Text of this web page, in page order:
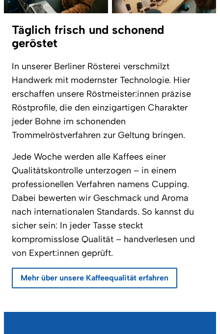
Täglich frisch und schonend
geröstet
In unserer Berliner Rösterei verschmilzt
Handwerk mit modernster Technologie. Hier
erschaffen unsere Röstmeister:innen präzise
Röstprofile, die den einzigartigen Charakter
jeder Bohne im schonenden
Trommelröstverfahren zur Geltung bringen.
Jede Woche werden alle Kaffees einer
Qualitätskontrolle unterzogen – in einem
professionellen Verfahren namens Cupping.
Dabei bewerten wir Geschmack und Aroma
nach internationalen Standards. So kannst du
sicher sein: In jeder Tasse steckt
kompromisslose Qualität – handverlesen und
von Expert:innen geprüft.
Mehr über unsere Kaffeequalität erfahren